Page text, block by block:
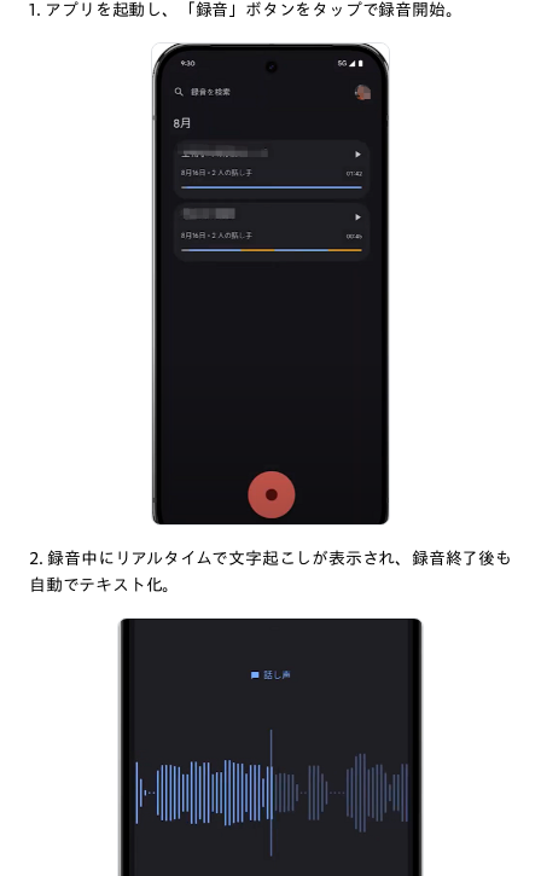
1. アプリを起動し、「録音」ボタンをタップで録音開始。
2. 録音中にリアルタイムで文字起こしが表示され、録音終了後も
自動でテキスト化。